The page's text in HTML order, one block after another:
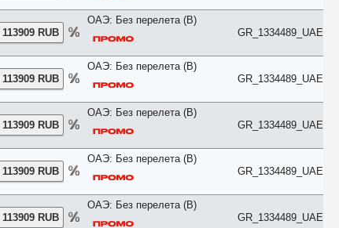
Апартаменты
Балкон
Без балкона
Бунгало
Вид во двор
Вид на город
Вид на горы
Вид на море
Вид на парк
Вид на сад
Вилла
Делюкс
Джуниор Сьют
Домик
Евролюкс
113909 RUB
ОАЭ: Без перелета (B)
GR_1334489_UAE
113909 RUB
ОАЭ: Без перелета (B)
GR_1334489_UAE
113909 RUB
ОАЭ: Без перелета (B)
GR_1334489_UAE
113909 RUB
ОАЭ: Без перелета (B)
GR_1334489_UAE
113909 RUB
ОАЭ: Без перелета (B)
GR_1334489_UAE